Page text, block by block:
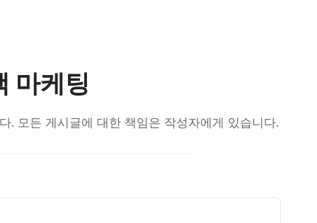
마케팅
. 모든 게시글에 대한 책임은 작성자에게 있습니다.